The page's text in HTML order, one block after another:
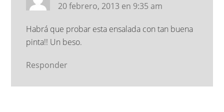
20 febrero, 2013 en 9:35 am
Habrá que probar esta ensalada con tan buena
pinta!! Un beso.
Responder